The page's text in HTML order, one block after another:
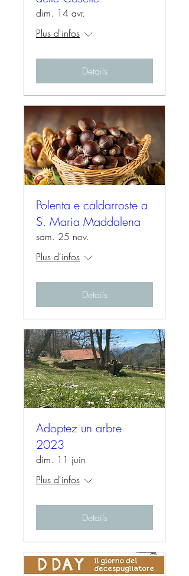
dim. 14 avr.
Plus d'infos
Details
Polenta e caldarroste a
S. Maria Maddalena
sam. 25 nov.
Plus d'infos
Details
Adoptez un arbre
2023
dim. 11 juin
Plus d'infos
Details